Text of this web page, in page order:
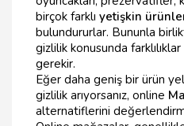
birçok farklı yetişkin
bulundururlar. Bununla
gizlilik konusunda
gerekir.
Eğer daha geniş bir ürün
gizlilik arıyorsanız, online
alternatiflerini